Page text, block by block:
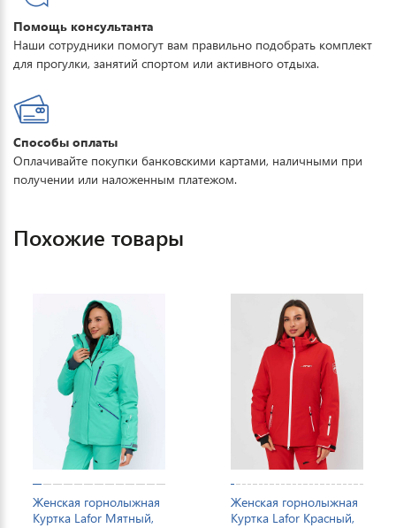
Помощь консультанта
Наши сотрудники помогут вам правильно подобрать комплект
для прогулки, занятий спортом или активного отдыха.
Способы оплаты
Оплачивайте покупки банковскими картами, наличными при
получении или наложенным платежом.
Похожие товары
Женская горнолыжная
Куртка Lafor Мятный,
Женская горнолыжная
Куртка Lafor Красный,